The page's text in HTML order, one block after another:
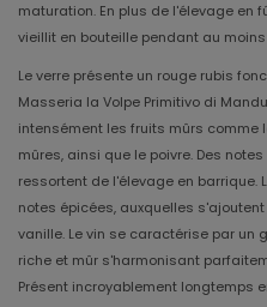
maturation. En plus de l'élevage en
vieillit en bouteille pendant au
Le verre présente un rouge rubis
Masseria la Volpe Primitivo di
intensément les fruits mûrs comme
mûres, ainsi que le poivre. Des
ressortent de l'élevage en barrique.
notes épicées, auxquelles
vanille. Le vin se caractérise par un
riche et mûr s'harmonisant
Présent incroyablement longtemps